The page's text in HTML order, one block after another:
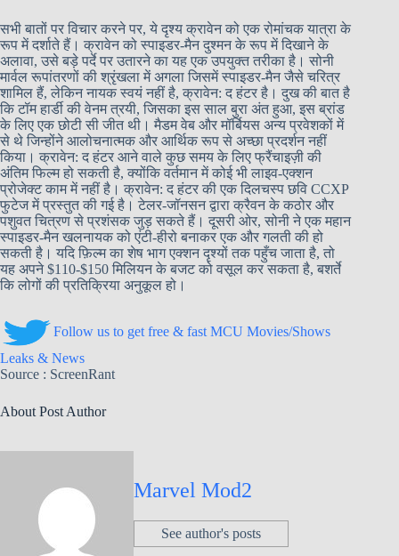
सभी बातों पर विचार करने पर, ये दृश्य क्रावेन को एक रोमांचक यात्रा के
रूप में दर्शाते हैं। क्रावेन को स्पाइडर-मैन दुश्मन के रूप में दिखाने के
अलावा, उसे बड़े पर्दे पर उतारने का यह एक उपयुक्त तरीका है। सोनी
मार्वल रूपांतरणों की श्रृंखला में अगला जिसमें स्पाइडर-मैन जैसे चरित्र
शामिल हैं, लेकिन नायक स्वयं नहीं है, क्रावेन: द हंटर है। दुख की बात है
कि टॉम हार्डी की वेनम त्रयी, जिसका इस साल बुरा अंत हुआ, इस ब्रांड
के लिए एक छोटी सी जीत थी। मैडम वेब और मॉर्बियस अन्य प्रवेशकों में
से थे जिन्होंने आलोचनात्मक और आर्थिक रूप से अच्छा प्रदर्शन नहीं
किया। क्रावेन: द हंटर आने वाले कुछ समय के लिए फ्रैंचाइज़ी की
अंतिम फिल्म हो सकती है, क्योंकि वर्तमान में कोई भी लाइव-एक्शन
प्रोजेक्ट काम में नहीं है। क्रावेन: द हंटर की एक दिलचस्प छवि CCXP
फुटेज में प्रस्तुत की गई है। टेलर-जॉनसन द्वारा क्रैवन के कठोर और
पशुवत चित्रण से प्रशंसक जुड़ सकते हैं। दूसरी ओर, सोनी ने एक महान
स्पाइडर-मैन खलनायक को एंटी-हीरो बनाकर एक और गलती की हो
सकती है। यदि फ़िल्म का शेष भाग एक्शन दृश्यों तक पहुँच जाता है, तो
यह अपने $110-$150 मिलियन के बजट को वसूल कर सकता है, बशर्ते
कि लोगों की प्रतिक्रिया अनुकूल हो।
Follow us to get free & fast MCU Movies/Shows
Leaks & News
Source : ScreenRant
About Post Author
Marvel Mod2
See author's posts